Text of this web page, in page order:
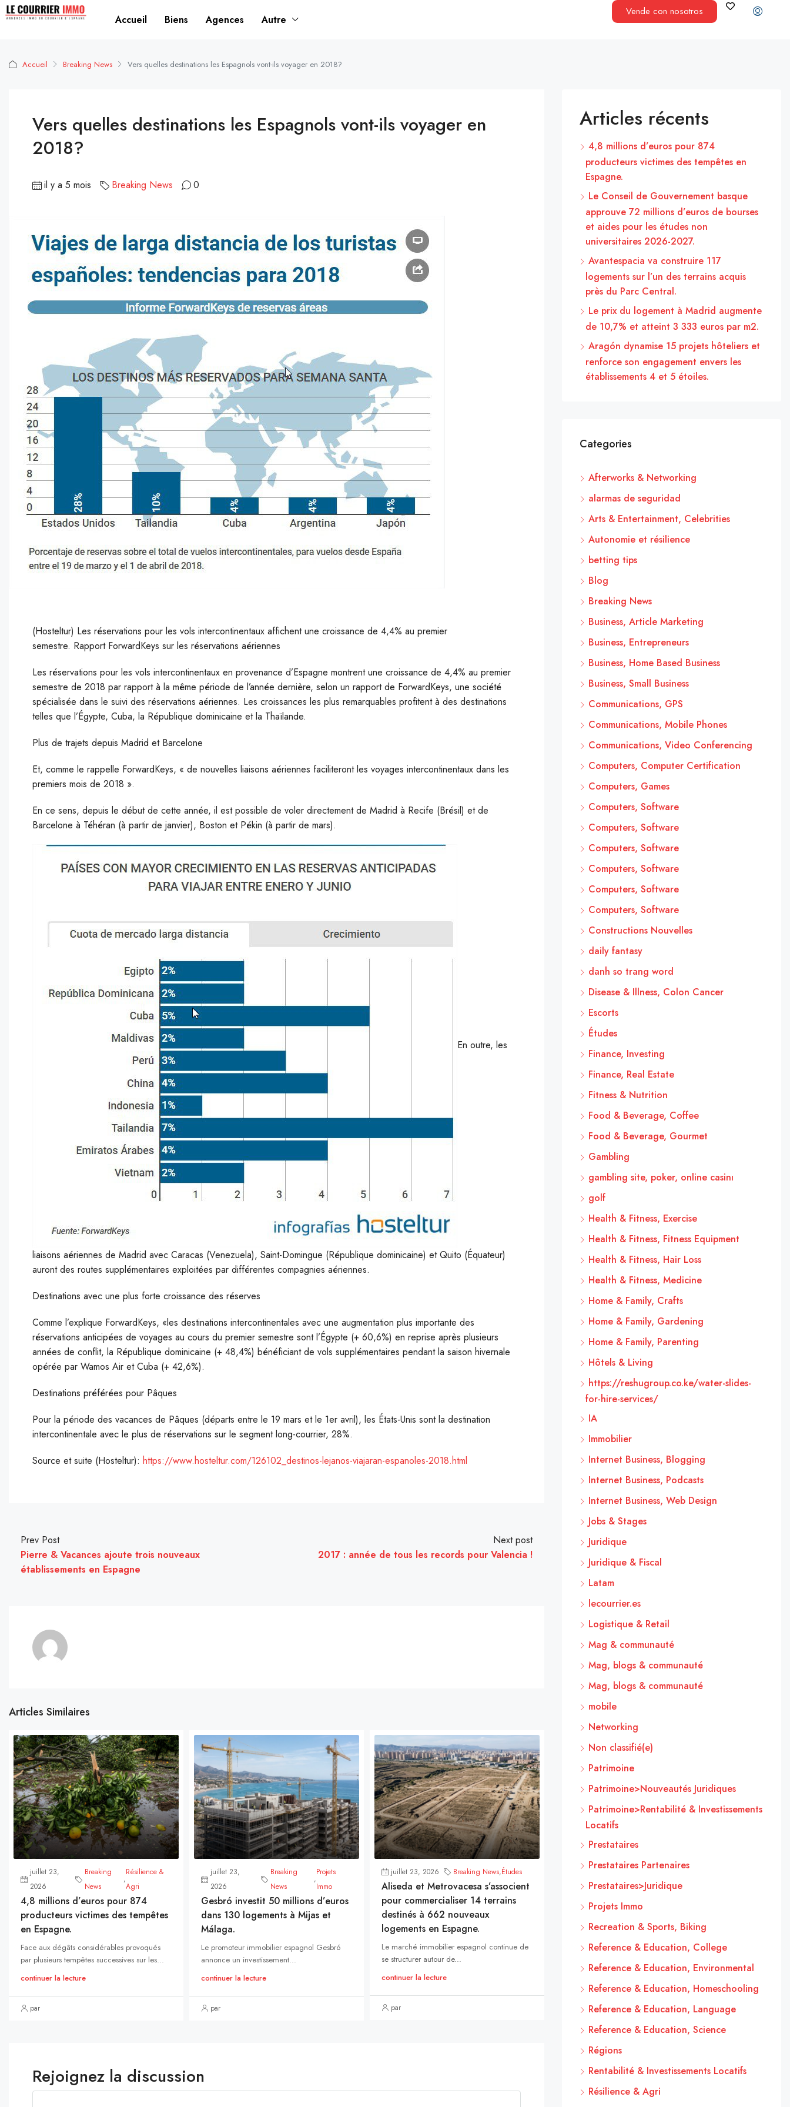
Accueil Biens Agences Autre
Vende con nosotros
Accueil Breaking News Vers quelles destinations les Espagnols vont-ils voyager en 2018?
Vers quelles destinations les Espagnols vont-ils voyager en
2018?
il y a 5 mois Breaking News 0
(Hosteltur) Les réservations pour les vols intercontinentaux affichent une croissance de 4,4% au premier
semestre. Rapport ForwardKeys sur les réservations aériennes
Les réservations pour les vols intercontinentaux en provenance d’Espagne montrent une croissance de 4,4% au premier
semestre de 2018 par rapport à la même période de l’année dernière, selon un rapport de ForwardKeys, une société
spécialisée dans le suivi des réservations aériennes. Les croissances les plus remarquables profitent à des destinations
telles que l’Égypte, Cuba, la République dominicaine et la Thaïlande.
Plus de trajets depuis Madrid et Barcelone
Et, comme le rappelle ForwardKeys, « de nouvelles liaisons aériennes faciliteront les voyages intercontinentaux dans les
premiers mois de 2018 ».
En ce sens, depuis le début de cette année, il est possible de voler directement de Madrid à Recife (Brésil) et de
Barcelone à Téhéran (à partir de janvier), Boston et Pékin (à partir de mars).
En outre, les
liaisons aériennes de Madrid avec Caracas (Venezuela), Saint-Domingue (République dominicaine) et Quito (Équateur)
auront des routes supplémentaires exploitées par différentes compagnies aériennes.
Destinations avec une plus forte croissance des réserves
Comme l’explique ForwardKeys, «les destinations intercontinentales avec une augmentation plus importante des
réservations anticipées de voyages au cours du premier semestre sont l’Égypte (+ 60,6%) en reprise après plusieurs
années de conflit, la République dominicaine (+ 48,4%) bénéficiant de vols supplémentaires pendant la saison hivernale
opérée par Wamos Air et Cuba (+ 42,6%).
Destinations préférées pour Pâques
Pour la période des vacances de Pâques (départs entre le 19 mars et le 1er avril), les États-Unis sont la destination
intercontinentale avec le plus de réservations sur le segment long-courrier, 28%.
Source et suite (Hosteltur): https://www.hosteltur.com/126102_destinos-lejanos-viajaran-espanoles-2018.html
Prev Post
Pierre & Vacances ajoute trois nouveaux
établissements en Espagne
Next post
2017 : année de tous les records pour Valencia !
Articles Similaires
juillet 23,
2026
Breaking
News
,
Résilience &
Agri
4,8 millions d’euros pour 874
producteurs victimes des tempêtes
en Espagne.
Face aux dégâts considérables provoqués
par plusieurs tempêtes successives sur les...
continuer la lecture
par
juillet 23,
2026
Breaking
News
,
Projets
Immo
Gesbró investit 50 millions d’euros
dans 130 logements à Mijas et
Málaga.
Le promoteur immobilier espagnol Gesbró
annonce un investissement...
continuer la lecture
par
juillet 23, 2026 Breaking News,Études
Aliseda et Metrovacesa s’associent
pour commercialiser 14 terrains
destinés à 662 nouveaux
logements en Espagne.
Le marché immobilier espagnol continue de
se structurer autour de...
continuer la lecture
par
Rejoignez la discussion
Articles récents
4,8 millions d’euros pour 874
producteurs victimes des tempêtes en
Espagne.
Le Conseil de Gouvernement basque
approuve 72 millions d’euros de bourses
et aides pour les études non
universitaires 2026-2027.
Avantespacia va construire 117
logements sur l’un des terrains acquis
près du Parc Central.
Le prix du logement à Madrid augmente
de 10,7% et atteint 3 333 euros par m2.
Aragón dynamise 15 projets hôteliers et
renforce son engagement envers les
établissements 4 et 5 étoiles.
Categories
Afterworks & Networking
alarmas de seguridad
Arts & Entertainment, Celebrities
Autonomie et résilience
betting tips
Blog
Breaking News
Business, Article Marketing
Business, Entrepreneurs
Business, Home Based Business
Business, Small Business
Communications, GPS
Communications, Mobile Phones
Communications, Video Conferencing
Computers, Computer Certification
Computers, Games
Computers, Software
Computers, Software
Computers, Software
Computers, Software
Computers, Software
Computers, Software
Constructions Nouvelles
daily fantasy
danh so trang word
Disease & Illness, Colon Cancer
Escorts
Études
Finance, Investing
Finance, Real Estate
Fitness & Nutrition
Food & Beverage, Coffee
Food & Beverage, Gourmet
Gambling
gambling site, poker, online casinı
golf
Health & Fitness, Exercise
Health & Fitness, Fitness Equipment
Health & Fitness, Hair Loss
Health & Fitness, Medicine
Home & Family, Crafts
Home & Family, Gardening
Home & Family, Parenting
Hôtels & Living
https://reshugroup.co.ke/water-slides-
for-hire-services/
IA
Immobilier
Internet Business, Blogging
Internet Business, Podcasts
Internet Business, Web Design
Jobs & Stages
Juridique
Juridique & Fiscal
Latam
lecourrier.es
Logistique & Retail
Mag & communauté
Mag, blogs & communauté
Mag, blogs & communauté
mobile
Networking
Non classifié(e)
Patrimoine
Patrimoine>Nouveautés Juridiques
Patrimoine>Rentabilité & Investissements
Locatifs
Prestataires
Prestataires Partenaires
Prestataires>Juridique
Projets Immo
Recreation & Sports, Biking
Reference & Education, College
Reference & Education, Environmental
Reference & Education, Homeschooling
Reference & Education, Language
Reference & Education, Science
Régions
Rentabilité & Investissements Locatifs
Résilience & Agri